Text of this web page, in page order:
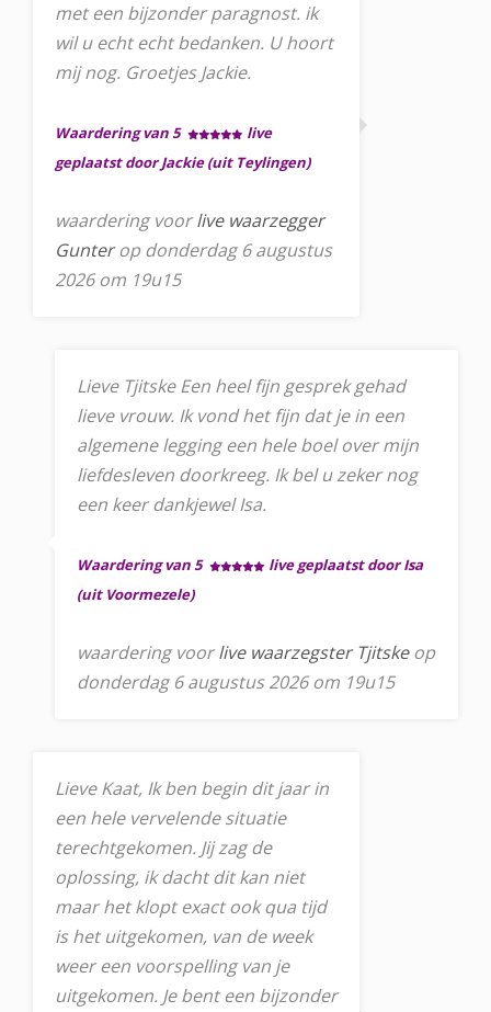
met een bijzonder paragnost. ik
wil u echt echt bedanken. U hoort
mij nog. Groetjes Jackie.
Waardering van 5
live
geplaatst door Jackie (uit Teylingen)
waardering voorlive waarzegger
Gunterop donderdag 6 augustus
2026 om 19u15
Lieve Tjitske Een heel fijn gesprek gehad
lieve vrouw. Ik vond het fijn dat je in een
algemene legging een hele boel over mijn
liefdesleven doorkreeg. Ik bel u zeker nog
een keer dankjewel Isa.
Waardering van 5
live geplaatst door Isa
(uit Voormezele)
waardering voorlive waarzegster Tjitskeop
donderdag 6 augustus 2026 om 19u15
Lieve Kaat, Ik ben begin dit jaar in
een hele vervelende situatie
terechtgekomen. Jij zag de
oplossing, ik dacht dit kan niet
maar het klopt exact ook qua tijd
is het uitgekomen, van de week
weer een voorspelling van je
uitgekomen. Je bent een bijzonder